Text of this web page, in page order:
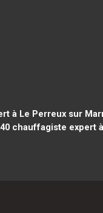
à Le Perreux sur
chauffagiste expert à